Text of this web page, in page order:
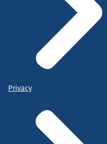
Privacy